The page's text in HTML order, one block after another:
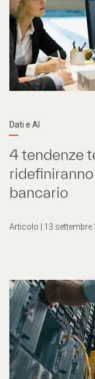
Dati e AI
4 tendenze
bancario
Articolo | 13 settembre